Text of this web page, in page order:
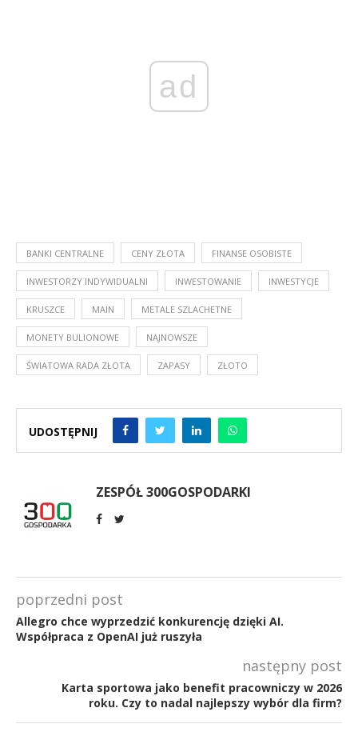
ad
BANKI CENTRALNE CENY ZŁOTA FINANSE OSOBISTE
INWESTORZY INDYWIDUALNI INWESTOWANIE INWESTYCJE
KRUSZCE MAIN METALE SZLACHETNE
MONETY BULIONOWE NAJNOWSZE
ŚWIATOWA RADA ZŁOTA ZAPASY ZŁOTO
UDOSTĘPNIJ
ZESPÓŁ 300GOSPODARKI
poprzedni post
Allegro chce wyprzedzić konkurencję dzięki AI.
Współpraca z OpenAI już ruszyła
następny post
Karta sportowa jako benefit pracowniczy w 2026
roku. Czy to nadal najlepszy wybór dla firm?